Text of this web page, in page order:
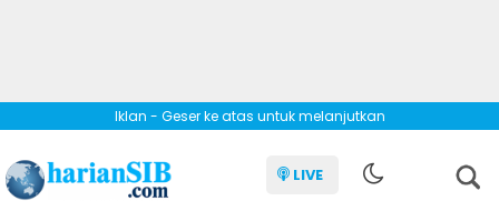
Iklan - Geser ke atas untuk melanjutkan
LIVE